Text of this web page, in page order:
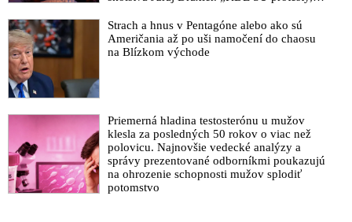
pracovníkov?“ spýtal sa
Strach a hnus v Pentagóne alebo ako sú
Američania až po uši namočení do chaosu
na Blízkom východe
Priemerná hladina testosterónu u mužov
klesla za posledných 50 rokov o viac než
polovicu. Najnovšie vedecké analýzy a
správy prezentované odborníkmi poukazujú
na ohrozenie schopnosti mužov splodiť
potomstvo